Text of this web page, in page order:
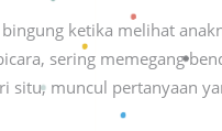
ketika melihat
sering memegang
situ, muncul pertanyaan